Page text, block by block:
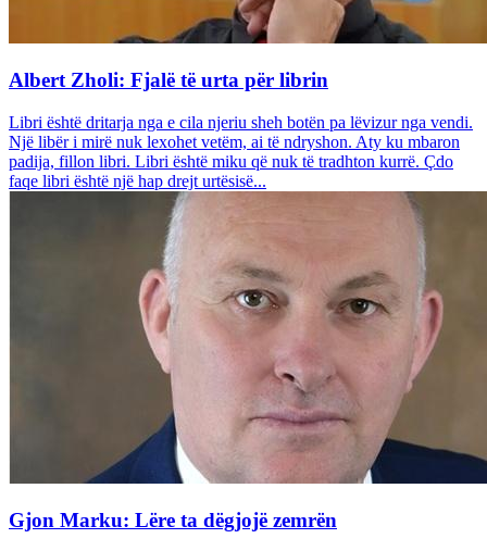
Albert Zholi: Fjalë të urta për librin
Libri është dritarja nga e cila njeriu sheh botën pa lëvizur nga vendi.
Një libër i mirë nuk lexohet vetëm, ai të ndryshon. Aty ku mbaron
padija, fillon libri. Libri është miku që nuk të tradhton kurrë. Çdo
faqe libri është një hap drejt urtësisë...
Gjon Marku: Lëre ta dëgjojë zemrën